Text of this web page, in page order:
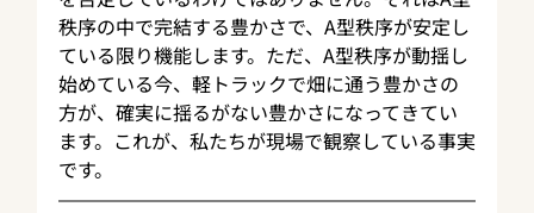
秩序の中で完結する豊かさで、A型秩序が安定し
ている限り機能します。ただ、A型秩序が動揺し
始めている今、軽トラックで畑に通う豊かさの
方が、確実に揺るがない豊かさになってきてい
ます。これが、私たちが現場で観察している事実
です。